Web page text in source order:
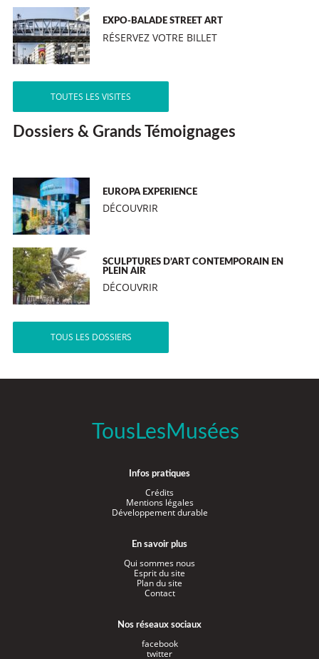
EXPO-BALADE STREET ART
RÉSERVEZ VOTRE BILLET
TOUTES LES VISITES
Dossiers & Grands Témoignages
EUROPA EXPERIENCE
DÉCOUVRIR
SCULPTURES D’ART CONTEMPORAIN EN
PLEIN AIR
DÉCOUVRIR
TOUS LES DOSSIERS
TousLesMusées
Infos pratiques
Crédits
Mentions légales
Développement durable
En savoir plus
Qui sommes nous
Esprit du site
Plan du site
Contact
Nos réseaux sociaux
facebook
twitter